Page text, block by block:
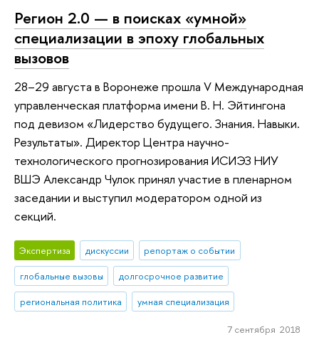
Регион 2.0 — в поисках «умной»
специализации в эпоху глобальных
вызовов
28–29 августа в Воронеже прошла V Международная
управленческая платформа имени В. Н. Эйтингона
под девизом «Лидерство будущего. Знания. Навыки.
Результаты». Директор Центра научно-
технологического прогнозирования ИСИЭЗ НИУ
ВШЭ Александр Чулок принял участие в пленарном
заседании и выступил модератором одной из
секций.
Экспертиза дискуссии
репортаж о событии
глобальные вызовы
долгосрочное развитие
региональная политика
умная специализация
7 сентября 2018